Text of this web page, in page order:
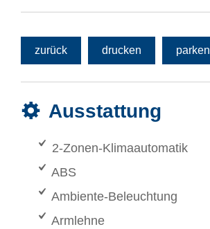
zurück drucken parken
Ausstattung
2-Zonen-Klimaautomatik
ABS
Ambiente-Beleuchtung
Armlehne